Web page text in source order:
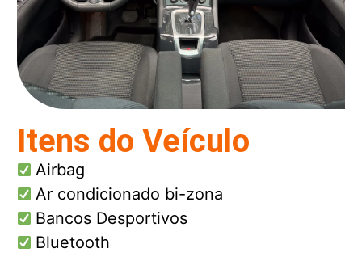
Itens do Veículo
Airbag
Ar condicionado bi-zona
Bancos Desportivos
Bluetooth